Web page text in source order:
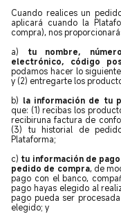
Cuando realices un
aplicará cuando la
compra), nos
a) tu nombre,
electrónico, código
podamos hacer lo
y (2) entregarte los
b) la información de tu
que: (1) recibas los
recibiruna factura de
(3) tu historial de
Plataforma;
c) tu información de
pedido de compra, de
pago con el banco,
pago hayas elegido al
pago pueda ser
elegido; y